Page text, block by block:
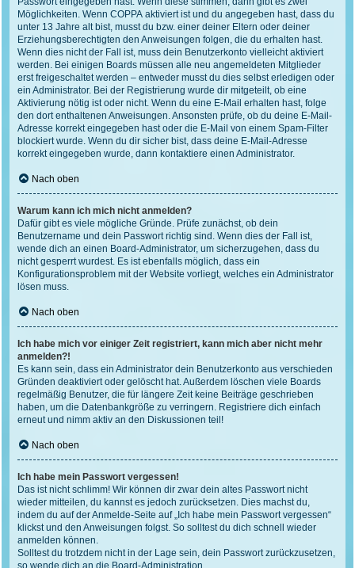
Möglichkeiten. Wenn COPPA aktiviert ist und du angegeben hast, dass du
unter 13 Jahre alt bist, musst du bzw. einer deiner Eltern oder deiner
Erziehungsberechtigten den Anweisungen folgen, die du erhalten hast.
Wenn dies nicht der Fall ist, muss dein Benutzerkonto vielleicht aktiviert
werden. Bei einigen Boards müssen alle neu angemeldeten Mitglieder
erst freigeschaltet werden – entweder musst du dies selbst erledigen oder
ein Administrator. Bei der Registrierung wurde dir mitgeteilt, ob eine
Aktivierung nötig ist oder nicht. Wenn du eine E-Mail erhalten hast, folge
den dort enthaltenen Anweisungen. Ansonsten prüfe, ob du deine E-Mail-
Adresse korrekt eingegeben hast oder die E-Mail von einem Spam-Filter
blockiert wurde. Wenn du dir sicher bist, dass deine E-Mail-Adresse
korrekt eingegeben wurde, dann kontaktiere einen Administrator.
Nach oben
Warum kann ich mich nicht anmelden?
Dafür gibt es viele mögliche Gründe. Prüfe zunächst, ob dein
Benutzername und dein Passwort richtig sind. Wenn dies der Fall ist,
wende dich an einen Board-Administrator, um sicherzugehen, dass du
nicht gesperrt wurdest. Es ist ebenfalls möglich, dass ein
Konfigurationsproblem mit der Website vorliegt, welches ein Administrator
lösen muss.
Nach oben
Ich habe mich vor einiger Zeit registriert, kann mich aber nicht mehr
anmelden?!
Es kann sein, dass ein Administrator dein Benutzerkonto aus verschieden
Gründen deaktiviert oder gelöscht hat. Außerdem löschen viele Boards
regelmäßig Benutzer, die für längere Zeit keine Beiträge geschrieben
haben, um die Datenbankgröße zu verringern. Registriere dich einfach
erneut und nimm aktiv an den Diskussionen teil!
Nach oben
Ich habe mein Passwort vergessen!
Das ist nicht schlimm! Wir können dir zwar dein altes Passwort nicht
wieder mitteilen, du kannst es jedoch zurücksetzen. Dies machst du,
indem du auf der Anmelde-Seite auf „Ich habe mein Passwort vergessen“
klickst und den Anweisungen folgst. So solltest du dich schnell wieder
anmelden können.
Solltest du trotzdem nicht in der Lage sein, dein Passwort zurückzusetzen,
so wende dich an die Board-Administration.